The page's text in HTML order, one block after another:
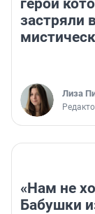
застряли
Лиза
«Нам не
Бабушки